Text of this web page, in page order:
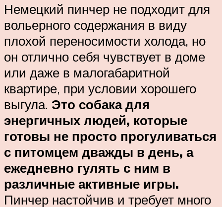
Немецкий пинчер не подходит для
вольерного содержания в виду
плохой переносимости холода, но
он отлично себя чувствует в доме
или даже в малогабаритной
квартире, при условии хорошего
выгула. Это собака для
энергичных людей, которые
готовы не просто прогуливаться
с питомцем дважды в день, а
ежедневно гулять с ним в
различные активные игры.
Пинчер настойчив и требует много